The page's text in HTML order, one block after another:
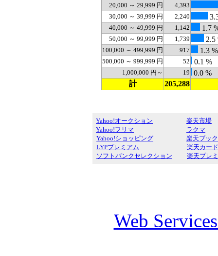
20,000 ～ 29,999 円
4,393
30,000 ～ 39,999 円
2,240
40,000 ～ 49,999 円 1,142 1.7
50,000 ～ 99,999 円 1,739 2.5
100,000 ～ 499,999 円 917 1.3 %
500,000 ～ 999,999 円 52 0.1 %
1,000,000 円～ 19 0.0 %
計
205,288
Yahoo!オークション
Yahoo!フリマ
Yahoo!ショッピング
LYPプレミアム
ソフトバンクセレクション
楽天市場
ラクマ
楽天ブッ
楽天カード
楽天プレ
Web